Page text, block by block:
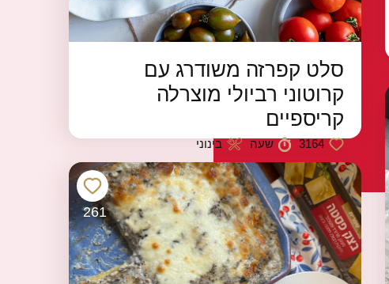
סלט קפרזה משודרג עם
קרוטוני רביולי מוצרלה
קריספיים
כמות לייקים
3164 זמן הכנה
שעה רמת קושי
בינוני
261